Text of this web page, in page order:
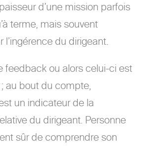
d’une mission parfois
terme, mais souvent
l’ingérence du dirigeant.
feedback ou alors celui-ci est
au bout du compte,
un indicateur de la
du dirigeant. Personne
sûr de comprendre son